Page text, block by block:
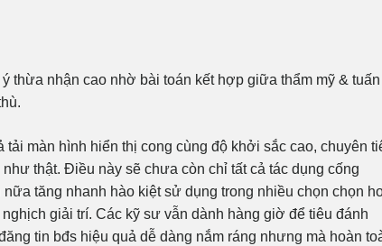
thừa nhận cao nhờ bài toán kết hợp giữa thẩm mỹ & tuấn
màn hình hiển thị cong cùng độ khởi sắc cao, chuyên
thật. Điều này sẽ chưa còn chỉ tất cả tác dụng cống
tăng nhanh hào kiệt sử dụng trong nhiều chọn chọn
giải trí. Các kỹ sư vẫn dành hàng giờ để tiêu đánh
tin bđs hiệu quả dễ dàng nắm ráng nhưng mà hoàn